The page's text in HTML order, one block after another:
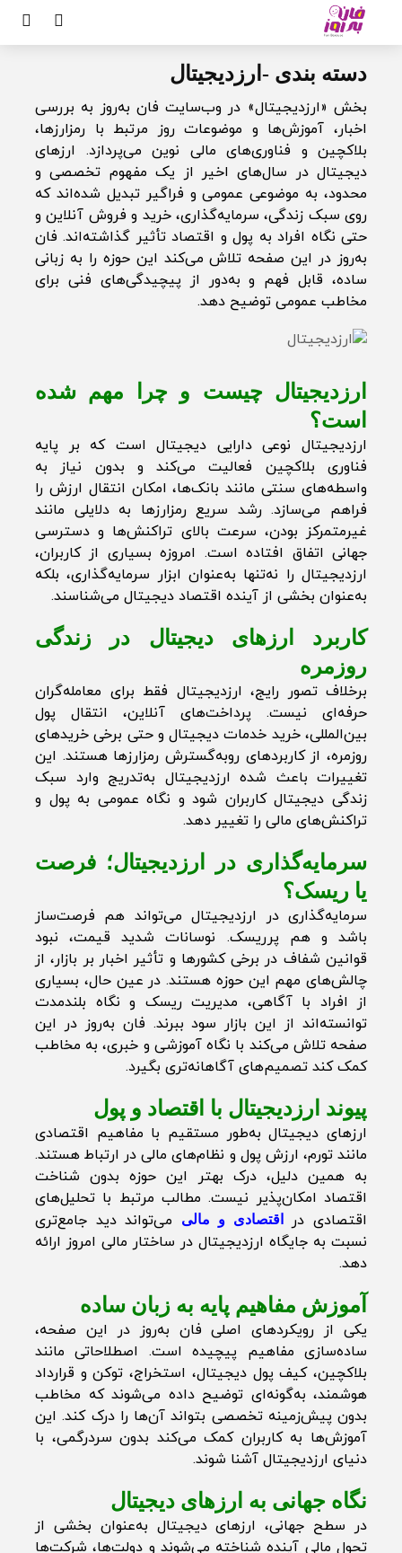
دسته بندی -ارزدیجیتال
بخش «ارزدیجیتال» در وب‌سایت فان به‌روز به بررسی
اخبار، آموزش‌ها و موضوعات روز مرتبط با رمزارزها،
بلاکچین و فناوری‌های مالی نوین می‌پردازد. ارزهای
دیجیتال در سال‌های اخیر از یک مفهوم تخصصی و
محدود، به موضوعی عمومی و فراگیر تبدیل شده‌اند که
روی سبک زندگی، سرمایه‌گذاری، خرید و فروش آنلاین و
حتی نگاه افراد به پول و اقتصاد تأثیر گذاشته‌اند. فان
به‌روز در این صفحه تلاش می‌کند این حوزه را به زبانی
ساده، قابل فهم و به‌دور از پیچیدگی‌های فنی برای
مخاطب عمومی توضیح دهد.
ارزدیجیتال چیست و چرا مهم شده
است؟
ارزدیجیتال نوعی دارایی دیجیتال است که بر پایه
فناوری بلاکچین فعالیت می‌کند و بدون نیاز به
واسطه‌های سنتی مانند بانک‌ها، امکان انتقال ارزش را
فراهم می‌سازد. رشد سریع رمزارزها به دلایلی مانند
غیرمتمرکز بودن، سرعت بالای تراکنش‌ها و دسترسی
جهانی اتفاق افتاده است. امروزه بسیاری از کاربران،
ارزدیجیتال را نه‌تنها به‌عنوان ابزار سرمایه‌گذاری، بلکه
به‌عنوان بخشی از آینده اقتصاد دیجیتال می‌شناسند.
کاربرد ارزهای دیجیتال در زندگی
روزمره
برخلاف تصور رایج، ارزدیجیتال فقط برای معامله‌گران
حرفه‌ای نیست. پرداخت‌های آنلاین، انتقال پول
بین‌المللی، خرید خدمات دیجیتال و حتی برخی خریدهای
روزمره، از کاربردهای رو‌به‌گسترش رمزارزها هستند. این
تغییرات باعث شده ارزدیجیتال به‌تدریج وارد سبک
زندگی دیجیتال کاربران شود و نگاه عمومی به پول و
تراکنش‌های مالی را تغییر دهد.
سرمایه‌گذاری در ارزدیجیتال؛ فرصت
یا ریسک؟
سرمایه‌گذاری در ارزدیجیتال می‌تواند هم فرصت‌ساز
باشد و هم پرریسک. نوسانات شدید قیمت، نبود
قوانین شفاف در برخی کشورها و تأثیر اخبار بر بازار، از
چالش‌های مهم این حوزه هستند. در عین حال، بسیاری
از افراد با آگاهی، مدیریت ریسک و نگاه بلندمدت
توانسته‌اند از این بازار سود ببرند. فان به‌روز در این
صفحه تلاش می‌کند با نگاه آموزشی و خبری، به مخاطب
کمک کند تصمیم‌های آگاهانه‌تری بگیرد.
پیوند ارزدیجیتال با اقتصاد و پول
ارزهای دیجیتال به‌طور مستقیم با مفاهیم اقتصادی
مانند تورم، ارزش پول و نظام‌های مالی در ارتباط هستند.
به همین دلیل، درک بهتر این حوزه بدون شناخت
اقتصاد امکان‌پذیر نیست. مطالب مرتبط با تحلیل‌های
اقتصادی در اقتصادی و مالی
می‌تواند دید جامع‌تری
نسبت به جایگاه ارزدیجیتال در ساختار مالی امروز ارائه
دهد.
آموزش مفاهیم پایه به زبان ساده
یکی از رویکردهای اصلی فان به‌روز در این صفحه،
ساده‌سازی مفاهیم پیچیده است. اصطلاحاتی مانند
بلاکچین، کیف پول دیجیتال، استخراج، توکن و قرارداد
هوشمند، به‌گونه‌ای توضیح داده می‌شوند که مخاطب
بدون پیش‌زمینه تخصصی بتواند آن‌ها را درک کند. این
آموزش‌ها به کاربران کمک می‌کند بدون سردرگمی، با
دنیای ارزدیجیتال آشنا شوند.
نگاه جهانی به ارزهای دیجیتال
در سطح جهانی، ارزهای دیجیتال به‌عنوان بخشی از
تحول مالی آینده شناخته می‌شوند و دولت‌ها، شرکت‌ها